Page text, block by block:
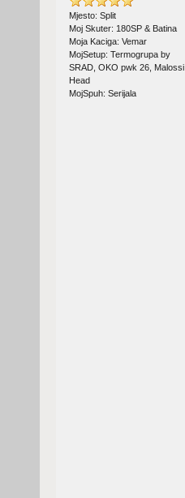
Mjesto: Split
Moj Skuter: 180SP & Batina
Moja Kaciga: Vemar
MojSetup: Termogrupa by
SRAD, OKO pwk 26, Malossi
Head
MojSpuh: Serijala